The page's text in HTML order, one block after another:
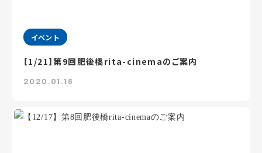
イベント
【1/21】第9回肥後橋rita-cinemaのご案内
2020.01.16